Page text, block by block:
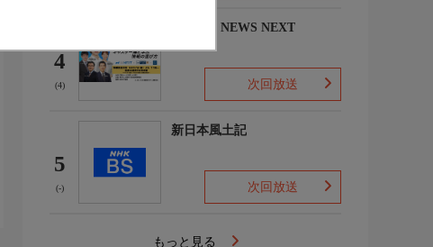
4
(4)
NIKKEI NEWS NEXT
次回放送
5
(-)
新日本風土記
次回放送
もっと見る